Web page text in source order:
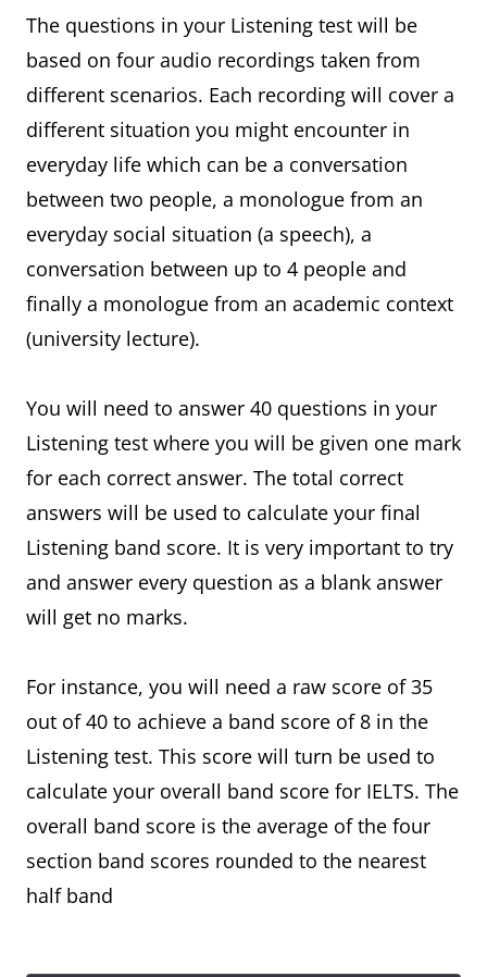
The questions in your Listening test will be
based on four audio recordings taken from
different scenarios. Each recording will cover a
different situation you might encounter in
everyday life which can be a conversation
between two people, a monologue from an
everyday social situation (a speech), a
conversation between up to 4 people and
finally a monologue from an academic context
(university lecture).
You will need to answer 40 questions in your
Listening test where you will be given one mark
for each correct answer. The total correct
answers will be used to calculate your final
Listening band score. It is very important to try
and answer every question as a blank answer
will get no marks.
For instance, you will need a raw score of 35
out of 40 to achieve a band score of 8 in the
Listening test. This score will turn be used to
calculate your overall band score for IELTS. The
overall band score is the average of the four
section band scores rounded to the nearest
half band